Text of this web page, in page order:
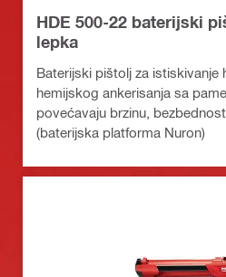
HDE 500-22 baterijski
lepka
Baterijski pištolj za
hemijskog ankerisanja sa
povećavaju brzinu,
(baterijska platforma Nuron)